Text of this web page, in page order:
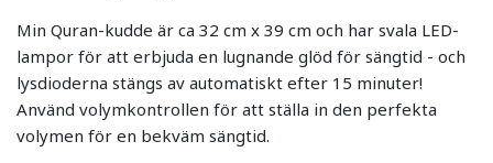
Min Quran-kudde är ca 32 cm x 39 cm och har svala LED-
lampor för att erbjuda en lugnande glöd för sängtid - och
lysdioderna stängs av automatiskt efter 15 minuter!
Använd volymkontrollen för att ställa in den perfekta
volymen för en bekväm sängtid.